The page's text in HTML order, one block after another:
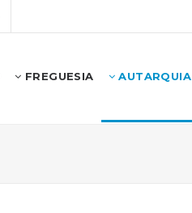
FREGUESIA AUTARQUIA